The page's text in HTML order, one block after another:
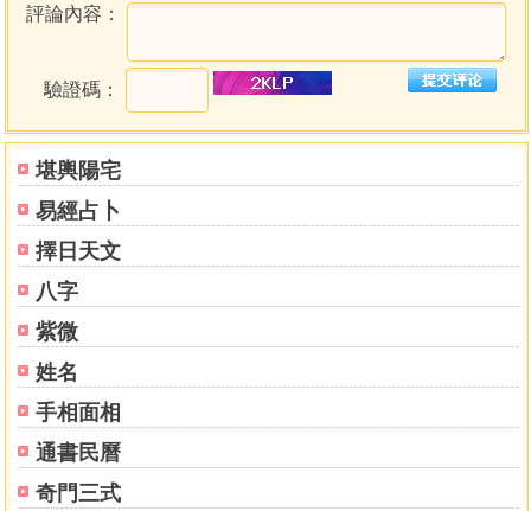
堪輿陽宅
易經占卜
擇日天文
八字
紫微
姓名
手相面相
通書民曆
奇門三式
劫財
官福
限度
剗度
流年
形氣
餘論
通占大象歷星經二卷
卷上
原缺文一張
四輔
六甲
鉤陳
王皇
柱下
評論內容：
驗證碼：